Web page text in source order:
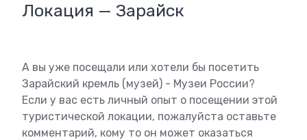
Локация — Зарайск
А вы уже посещали или хотели бы посетить
Зарайский кремль (музей) - Музеи России?
Если у вас есть личный опыт о посещении этой
туристической локации, пожалуйста оставьте
комментарий, кому то он может оказаться